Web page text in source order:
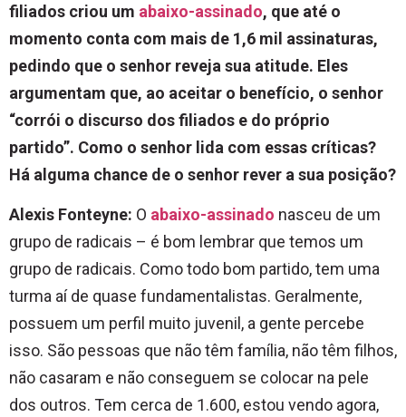
filiados criou um abaixo-assinado, que até o
momento conta com mais de 1,6 mil assinaturas,
pedindo que o senhor reveja sua atitude. Eles
argumentam que, ao aceitar o benefício, o senhor
“corrói o discurso dos filiados e do próprio
partido”. Como o senhor lida com essas críticas?
Há alguma chance de o senhor rever a sua posição?
Alexis Fonteyne: O abaixo-assinado nasceu de um
grupo de radicais – é bom lembrar que temos um
grupo de radicais. Como todo bom partido, tem uma
turma aí de quase fundamentalistas. Geralmente,
possuem um perfil muito juvenil, a gente percebe
isso. São pessoas que não têm família, não têm filhos,
não casaram e não conseguem se colocar na pele
dos outros. Tem cerca de 1.600, estou vendo agora,